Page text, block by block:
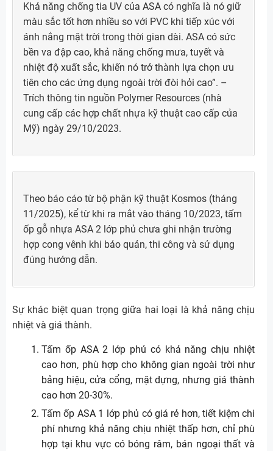
Khả năng chống tia UV của ASA có nghĩa là nó giữ
màu sắc tốt hơn nhiều so với PVC khi tiếp xúc với
ánh nắng mặt trời trong thời gian dài. ASA có sức
bền va đập cao, khả năng chống mưa, tuyết và
nhiệt độ xuất sắc, khiến nó trở thành lựa chọn ưu
tiên cho các ứng dụng ngoài trời đòi hỏi cao”. –
Trích thông tin nguồn Polymer Resources (nhà
cung cấp các hợp chất nhựa kỹ thuật cao cấp của
Mỹ) ngày 29/10/2023.
Theo báo cáo từ bộ phận kỹ thuật Kosmos (tháng
11/2025), kể từ khi ra mắt vào tháng 10/2023, tấm
ốp gỗ nhựa ASA 2 lớp phủ chưa ghi nhận trường
hợp cong vênh khi bảo quản, thi công và sử dụng
đúng hướng dẫn.
Sự khác biệt quan trọng giữa hai loại là khả năng chịu
nhiệt và giá thành.
Tấm ốp ASA 2 lớp phủ có khả năng chịu nhiệt
cao hơn, phù hợp cho không gian ngoài trời như
bảng hiệu, cửa cổng, mặt dựng, nhưng giá thành
cao hơn 20-30%.
Tấm ốp ASA 1 lớp phủ có giá rẻ hơn, tiết kiệm chi
phí nhưng khả năng chịu nhiệt thấp hơn, chỉ phù
hợp tại khu vực có bóng râm, bán ngoại thất và